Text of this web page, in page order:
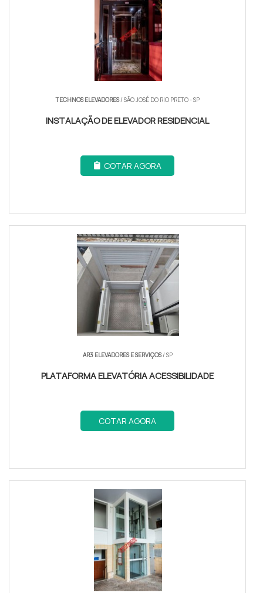
TECHNOS ELEVADORES/ SÃO JOSÉ DO RIO PRETO - SP
INSTALAÇÃO DE ELEVADOR RESIDENCIAL
COTAR AGORA
AR3 ELEVADORES E SERVIÇOS/ SP
PLATAFORMA ELEVATÓRIA ACESSIBILIDADE
COTAR AGORA